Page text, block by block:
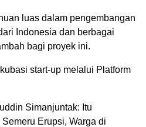
luas dalam pengembangan
Indonesia dan berbagai
bagi proyek ini.
start-up melalui Platform
Simanjuntak: Itu
Erupsi, Warga di